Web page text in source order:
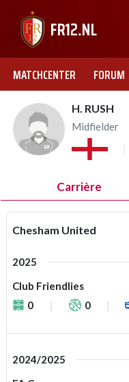
MATCHCENTER FORUM
H. RUSH
Midfielder
Carrière
Chesham United
2025
Club Friendlies
0
0
2024/2025